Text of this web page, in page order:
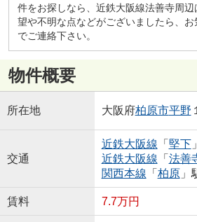
件をお探しなら、近鉄大阪線法善寺周
望や不明な点などがございましたら、お
でご連絡下さい。
物件概要
所在地 大阪府柏原市平野
交通
近鉄大阪線 「 堅下
近鉄大阪線 「 法善
関西本線 「 柏原」
賃料 7.7万円